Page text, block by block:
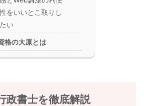
をいいとこ取りし
たい
格の大原とは
書士を徹底解説